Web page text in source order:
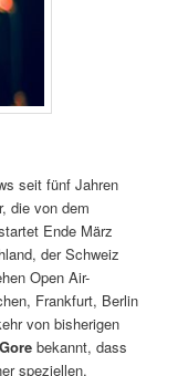
seit fünf Jahren
die von dem
Ende März
der Schweiz
Open Air-
Frankfurt, Berlin
von bisherigen
bekannt, dass
speziellen,